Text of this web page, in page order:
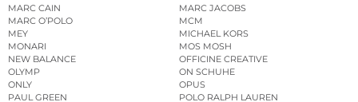
MARC CAIN
MARC JACOBS
MARC O’POLO
MCM
MEY
MICHAEL KORS
MONARI
MOS MOSH
NEW BALANCE
OFFICINE CREATIVE
OLYMP
ON SCHUHE
ONLY
OPUS
PAUL GREEN
POLO RALPH LAUREN